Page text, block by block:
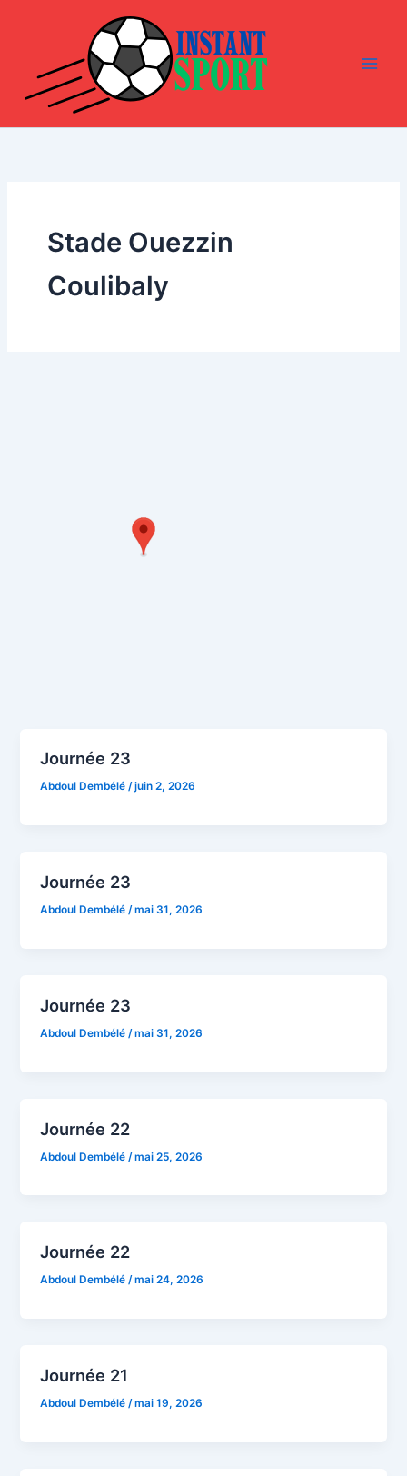
Stade Ouezzin
Coulibaly
Journée 23
Abdoul Dembélé/juin 2, 2026
Journée 23
Abdoul Dembélé/mai 31, 2026
Journée 23
Abdoul Dembélé /mai 31, 2026
Journée 22
Abdoul Dembélé /mai 25, 2026
Journée 22
Abdoul Dembélé/mai 24, 2026
Journée 21
Abdoul Dembélé/mai 19, 2026